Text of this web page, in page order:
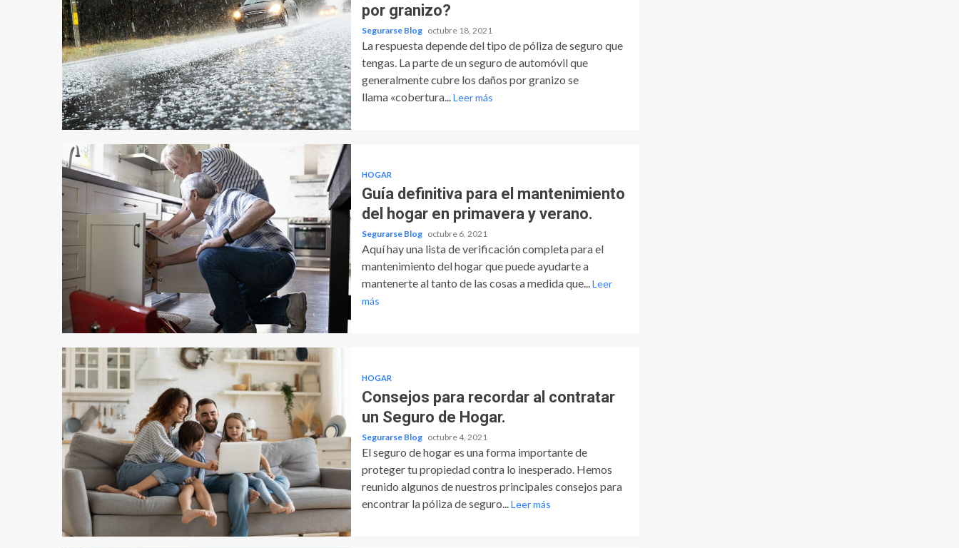
por granizo?
Segurarse Blog octubre 18, 2021
La respuesta depende del tipo de póliza de seguro que
tengas. La parte de un seguro de automóvil que
generalmente cubre los daños por granizo se
llama «cobertura... Leer más
HOGAR
Guía definitiva para el mantenimiento
del hogar en primavera y verano.
Segurarse Blog octubre 6, 2021
Aquí hay una lista de verificación completa para el
mantenimiento del hogar que puede ayudarte a
mantenerte al tanto de las cosas a medida que... Leer
más
HOGAR
Consejos para recordar al contratar
un Seguro de Hogar.
Segurarse Blog octubre 4, 2021
El seguro de hogar es una forma importante de
proteger tu propiedad contra lo inesperado. Hemos
reunido algunos de nuestros principales consejos para
encontrar la póliza de seguro... Leer más